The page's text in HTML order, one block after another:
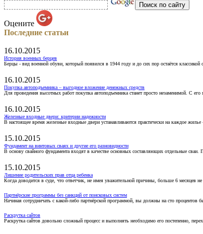
Оцените
Последние статьи
16.10.2015
История военных берцев
Берцы - вид военной обуви, который появился в 1944 году и до сих пор остаётся
16.10.2015
Покупка автоподъемника – выгодное вложение денежных средств
Для проведения высотных работ покупка автоподъемника станет просто незаменимой. С
16.10.2015
Железные входные двери: критерии надежности
В настоящее время железные входные двери устанавливаются практически на каждое жилье
15.10.2015
Фундамент на винтовых сваях и другие его разновидности
В основу свайного фундамента входят в качестве основных составляющих отдельные
15.10.2015
Лишение родительских прав отца ребенка
Когда доводится в суде, что ответчик, не имея уважительной причины, больше 6 месяцев
Партнёрские программы без санкций от поисковых систем
Начиная сотрудничать с какой-либо партнёрской программой, вы должны на сто процентов
Раскрутка сайтов
Раскрутка сайтов довольно сложный процесс и выполнять необходимо его постепенно,